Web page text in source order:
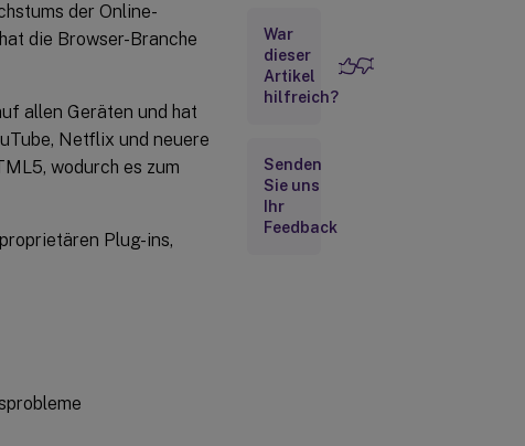
der Online-
die Browser-Branche
allen Geräten und hat
Netflix und neuere
wodurch es zum
Plug-ins,
Anforderungen
Komponenten der
Wie aktiviere ich
die HTML5-
Videoumleitung?
War
dieser
Artikel
hilfreich?
Senden
Sie uns
Ihr
Feedback